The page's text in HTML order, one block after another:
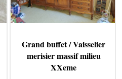
Grand buffet / Vaisselier
merisier massif milieu
XXeme